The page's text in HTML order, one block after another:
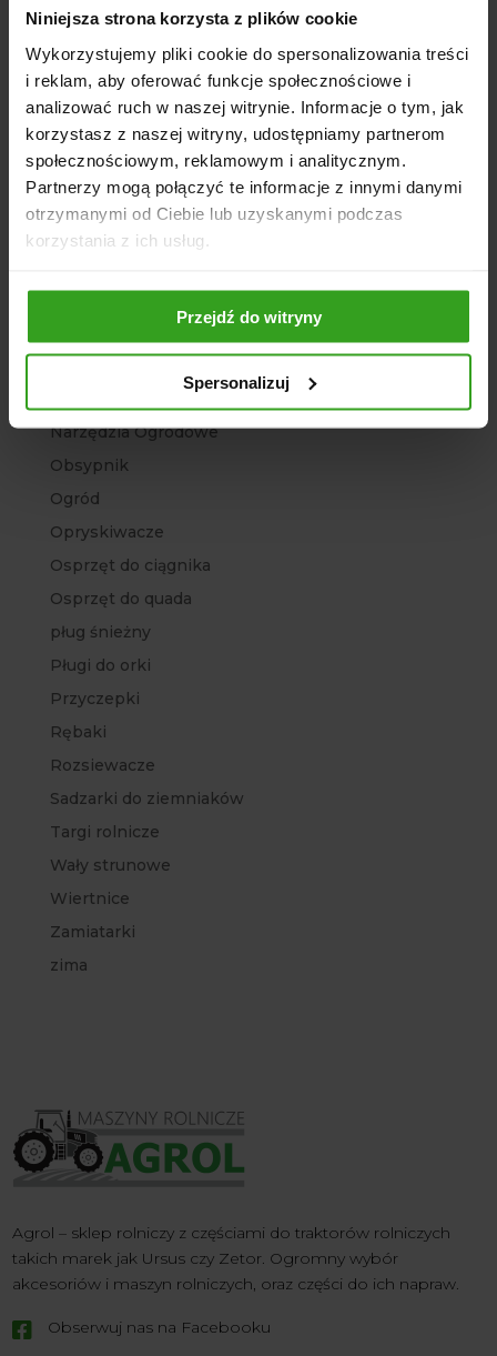
Niniejsza strona korzysta z plików cookie
Wykorzystujemy pliki cookie do spersonalizowania treści
i reklam, aby oferować funkcje społecznościowe i
analizować ruch w naszej witrynie. Informacje o tym, jak
korzystasz z naszej witryny, udostępniamy partnerom
społecznościowym, reklamowym i analitycznym.
Partnerzy mogą połączyć te informacje z innymi danymi
otrzymanymi od Ciebie lub uzyskanymi podczas
korzystania z ich usług.
Przejdź do witryny
Spersonalizuj
Kategorie
Agregat
Agro Sklep
Architektura ogrodowa
Bez kategorii
Brony polowe
Chwastowniki
Narzędzia Ogrodowe
Obsypnik
Ogród
Opryskiwacze
Osprzęt do ciągnika
Osprzęt do quada
pług śnieżny
Pługi do orki
Przyczepki
Rębaki
Rozsiewacze
Sadzarki do ziemniaków
Targi rolnicze
Wały strunowe
Wiertnice
Zamiatarki
zima
Agrol – sklep rolniczy z częściami do traktorów rolniczych
takich marek jak Ursus czy Zetor. Ogromny wybór
akcesoriów i maszyn rolniczych, oraz części do ich napraw.
 Obserwuj nas na Facebooku